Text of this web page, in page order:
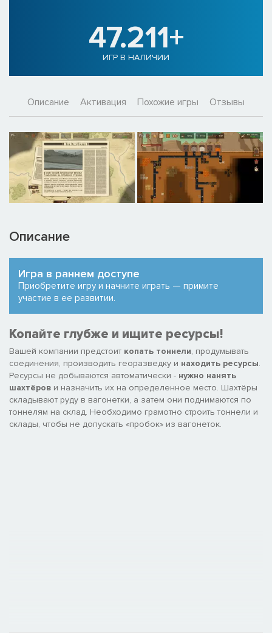
47.211+
ИГР В НАЛИЧИИ
Описание Активация Похожие игры Отзывы
Описание
Игра в раннем доступе
Приобретите игру и начните играть — примите
участие в ее развитии.
Копайте глубже и ищите ресурсы!
Вашей компании предстоит копать тоннели, продумывать
соединения, производить георазведку и находить ресурсы.
Ресурсы не добываются автоматически - нужно нанять
шахтёров и назначить их на определенное место. Шахтёры
складывают руду в вагонетки, а затем они поднимаются по
тоннелям на склад. Необходимо грамотно строить тоннели и
склады, чтобы не допускать «пробок» из вагонеток.